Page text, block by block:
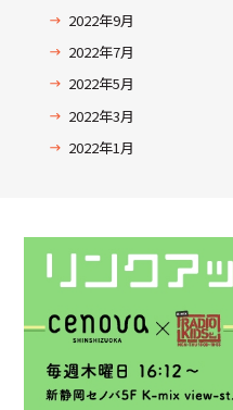
2022年9月
2022年7月
2022年5月
2022年3月
2022年1月